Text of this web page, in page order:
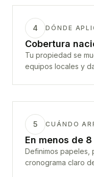
4 DÓNDE
Cobertura
Tu propiedad se
equipos locales y
5 CUÁNDO
En menos de
Definimos papeles,
cronograma claro